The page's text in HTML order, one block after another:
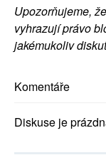
Upozorňujeme,
vyhrazují právo
jakémukoliv
Komentáře
Diskuse je